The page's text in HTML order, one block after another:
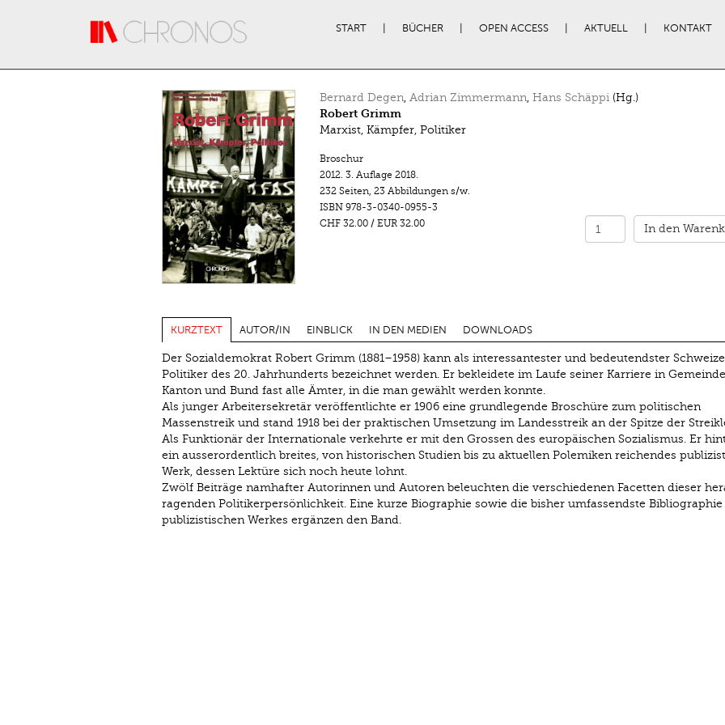
START BÜCHER OPEN ACCESS AKTUELL KONTAKT
Bernard Degen, Adrian Zimmermann, Hans Schäppi(Hg.)
Robert Grimm
Marxist, Kämpfer, Politiker
Broschur
2012. 3. Auflage 2018.
232 Seiten, 23 Abbildungen s/w.
ISBN 978-3-0340-0955-3
CHF 32.00/ EUR 32.00 In den
KURZTEXT AUTOR/IN EINBLICK IN DEN MEDIEN DOWNLOADS
Der Sozialdemokrat Robert Grimm (1881–1958) kann als interessantester und bedeutendster
Politiker des 20. Jahrhunderts bezeichnet werden. Er bekleidete im Laufe seiner Karriere in Gemeinde,
Kanton und Bund fast alle Ämter, in die man gewählt werden konnte.
Als junger Arbeitersekretär veröffentlichte er 1906 eine grundlegende Broschüre zum politischen
Massenstreik und stand 1918 bei der praktischen Umsetzung im Landesstreik an der Spitze der
Als Funktionär der Internationale verkehrte er mit den Grossen des europäischen Sozialismus. Er
ein ausserordentlich breites, von historischen Studien bis zu aktuellen Polemiken reichendes
Werk, dessen Lektüre sich noch heute lohnt.
Zwölf Beiträge namhafter Autorinnen und Autoren beleuchten die verschiedenen Facetten dieser
ragenden Politikerpersönlichkeit. Eine kurze Bio­graphie sowie die bisher umfassendste Bibliographie
publizistischen Werkes ergänzen den Band.